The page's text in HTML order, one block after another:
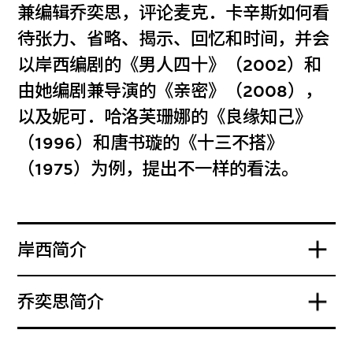
兼编辑乔奕思，评论麦克．卡辛斯如何看
待张力、省略、揭示、回忆和时间，并会
以岸西编剧的《男人四十》（2002）和
由她编剧兼导演的《亲密》（2008），
以及妮可．哈洛芙珊娜的《良缘知己》
（1996）和唐书璇的《十三不搭》
（1975）为例，提出不一样的看法。
岸西简介
乔奕思简介